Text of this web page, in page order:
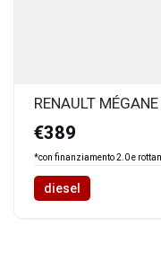
RENAULT MÉGANE
€389
*con finanziamento 2.0 e
diesel